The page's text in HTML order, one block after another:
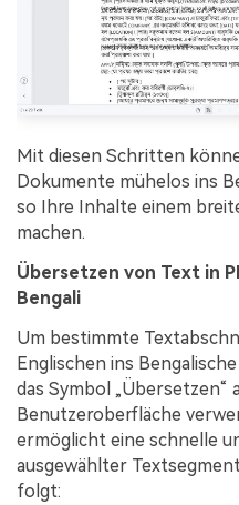
Mit diesen Schritten
Dokumente mühelos ins
so Ihre Inhalte einem
machen.
Übersetzen von Text in
Bengali
Um bestimmte
Englischen ins
das Symbol
Benutzeroberfläche
ermöglicht eine schnelle
ausgewählter
folgt: